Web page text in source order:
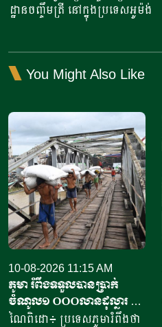
ដ្ឋាន​ចញ្ចឹម​ត្រី​​ នៅក្នុងប្រទេស​អូម៉ង់​
You Might Also Like
10-08-2026 11:15 AM
ភូមា រំពឹងទទួលបានប្រាក់
ចំណូល១ ០០០លានដុល្លារ ពី
ការនាំចេញអង្ករ
ណៃពិដោ៖ ប្រទេសភូមារំពឹងថា